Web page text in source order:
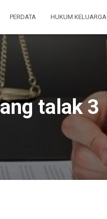
PERDATA HUKUM KELUARGA
talak 3